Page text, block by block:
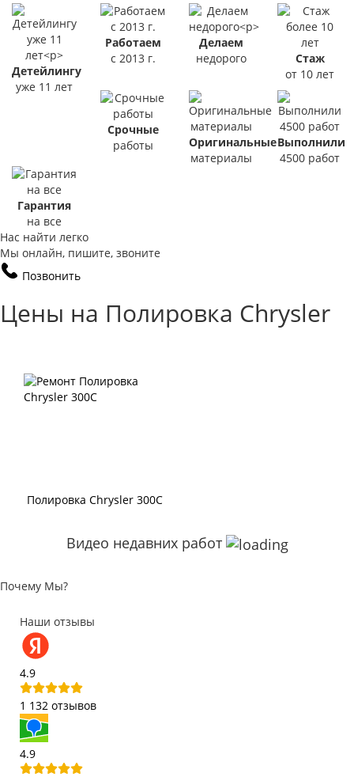
Детейлингу
уже 11 лет
Работаем
с 2013 г.
Делаем
недорого
Стаж
от 10 лет
Срочные
работы
Оригинальные
материалы
Выполнили
4500 работ
Гарантия
на все
Нас найти легко
Мы онлайн, пишите, звоните
Позвонить
Цены на Полировка Chrysler
Полировка Chrysler 300C
Видео недавних работ
Почему Мы?
Наши отзывы
4.9
1 132 отзывов
4.9